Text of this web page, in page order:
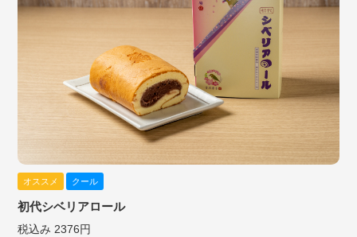
オススメ クール
初代シベリアロール
税込み 2376円